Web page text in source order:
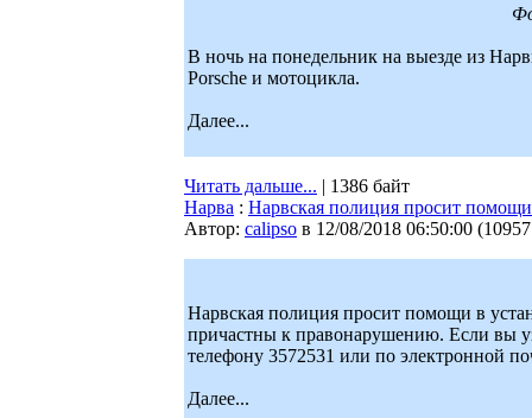
В ночь на понедельник на выезде из
Porsche и мотоцикла.
Далее...
Читать дальше... | 1386 байт
Нарва : Нарвская полиция просит помощи
Автор: calipso в 12/08/2018 06:50:00 (
Нарвская полиция просит помощи в
причастны к правонарушению. Если вы
телефону 3572531 или по электронной
Далее...